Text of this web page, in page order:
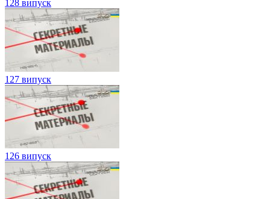
128 випуск
127 випуск
126 випуск